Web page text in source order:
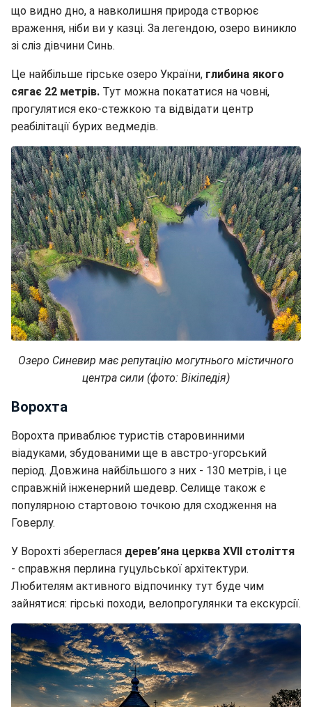
що видно дно, а навколишня природа створює
враження, ніби ви у казці. За легендою, озеро виникло
зі сліз дівчини Синь.
Це найбільше гірське озеро України, глибина якого
сягає 22 метрів. Тут можна покататися на човні,
прогулятися еко-стежкою та відвідати центр
реабілітації бурих ведмедів.
Озеро Синевир має репутацію могутнього містичного
центра сили (фото: Вікіпедія)
Ворохта
Ворохта приваблює туристів старовинними
віадуками, збудованими ще в австро-угорський
період. Довжина найбільшого з них - 130 метрів, і це
справжній інженерний шедевр. Селище також є
популярною стартовою точкою для сходження на
Говерлу.
У Ворохті збереглася дерев’яна церква XVII століття
- справжня перлина гуцульської архітектури.
Любителям активного відпочинку тут буде чим
зайнятися: гірські походи, велопрогулянки та екскурсії.